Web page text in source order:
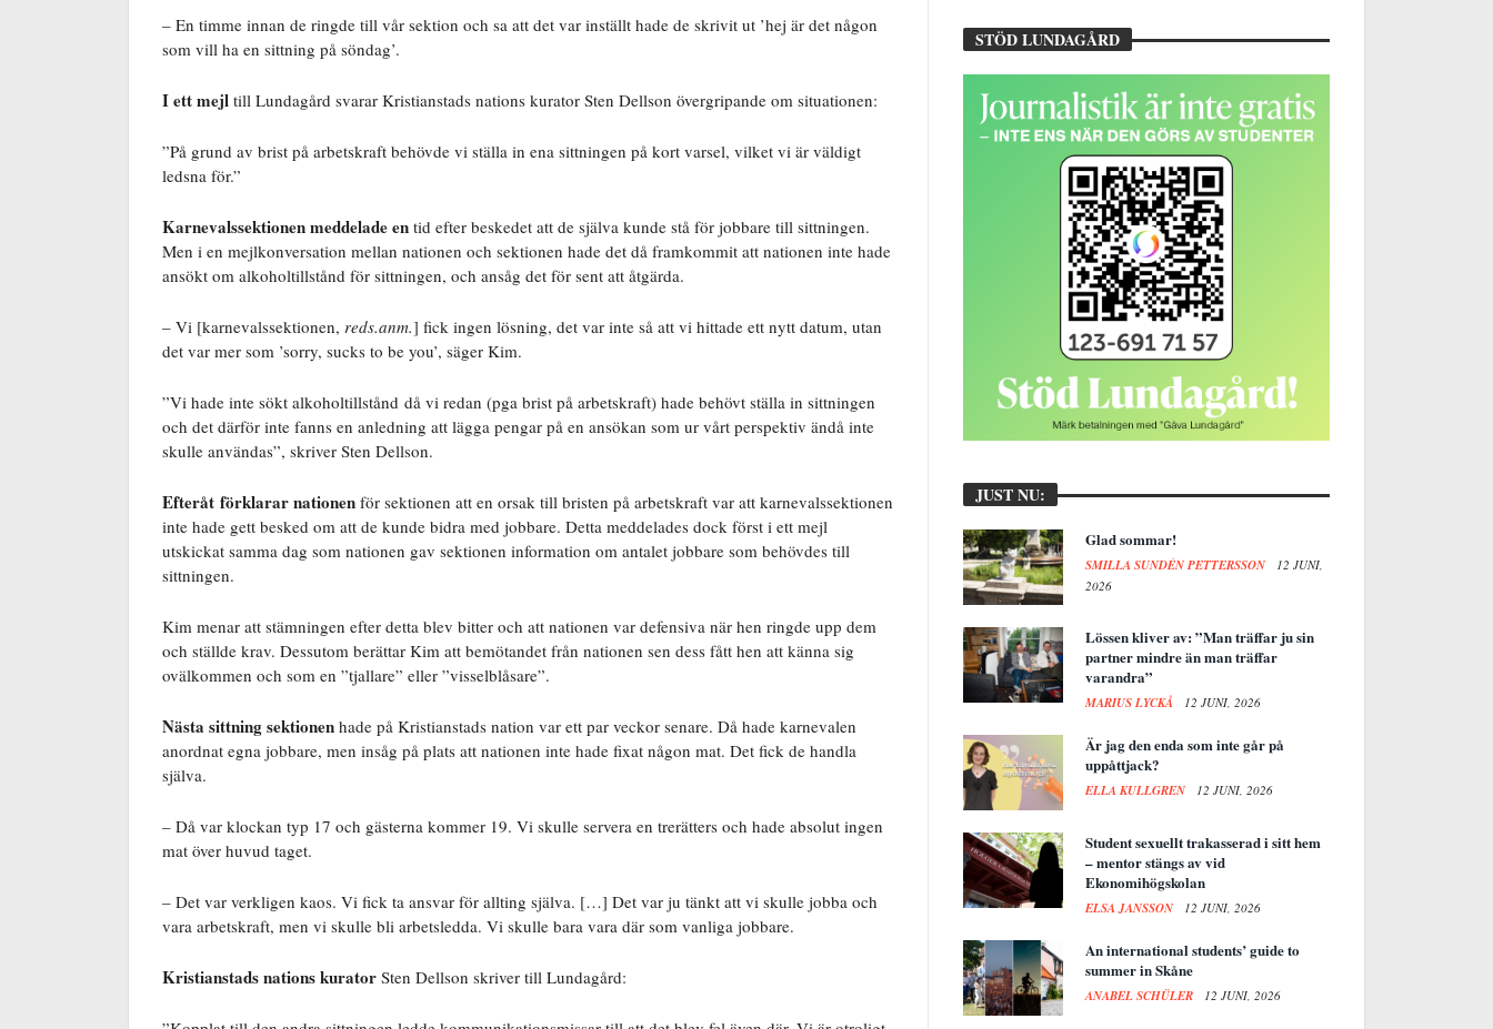
– En timme innan de ringde till vår sektion och sa att det var inställt hade de skrivit ut ’hej är det någon
som vill ha en sittning på söndag’.
I ett mejl till Lundagård svarar Kristianstads nations kurator Sten Dellson övergripande om situationen:
”På grund av brist på arbetskraft behövde vi ställa in ena sittningen på kort varsel, vilket vi är väldigt
ledsna för.”
Karnevalssektionen meddelade en tid efter beskedet att de själva kunde stå för jobbare till sittningen.
Men i en mejlkonversation mellan nationen och sektionen hade det då framkommit att nationen inte hade
ansökt om alkoholtillstånd för sittningen, och ansåg det för sent att åtgärda.
– Vi [karnevalssektionen, reds.anm.] fick ingen lösning, det var inte så att vi hittade ett nytt datum, utan
det var mer som ’sorry, sucks to be you’, säger Kim.
”Vi hade inte sökt alkoholtillstånd då vi redan (pga brist på arbetskraft) hade behövt ställa in sittningen
och det därför inte fanns en anledning att lägga pengar på en ansökan som ur vårt perspektiv ändå inte
skulle användas”, skriver Sten Dellson.
Efteråt förklarar nationen för sektionen att en orsak till bristen på arbetskraft var att karnevalssektionen
inte hade gett besked om att de kunde bidra med jobbare. Detta meddelades dock först i ett mejl
utskickat samma dag som nationen gav sektionen information om antalet jobbare som behövdes till
sittningen.
Kim menar att stämningen efter detta blev bitter och att nationen var defensiva när hen ringde upp dem
och ställde krav. Dessutom berättar Kim att bemötandet från nationen sen dess fått hen att känna sig
ovälkommen och som en ”tjallare” eller ”visselblåsare”.
Nästa sittning sektionen hade på Kristianstads nation var ett par veckor senare. Då hade karnevalen
anordnat egna jobbare, men insåg på plats att nationen inte hade fixat någon mat. Det fick de handla
själva.
– Då var klockan typ 17 och gästerna kommer 19. Vi skulle servera en trerätters och hade absolut ingen
mat över huvud taget.
– Det var verkligen kaos. Vi fick ta ansvar för allting själva. […] Det var ju tänkt att vi skulle jobba och
vara arbetskraft, men vi skulle bli arbetsledda. Vi skulle bara vara där som vanliga jobbare.
Kristianstads nations kurator Sten Dellson skriver till Lundagård:
STÖD LUNDAGÅRD
JUST NU:
Glad sommar!
SMILLA SUNDÉN PETTERSSON
12 JUNI,
2026
Lössen kliver av: ”Man träffar ju sin
partner mindre än man träffar
varandra”
MARIUS LYCKÅ 12 JUNI, 2026
Är jag den enda som inte går på
uppåttjack?
ELLA KULLGREN 12 JUNI, 2026
Student sexuellt trakasserad i sitt hem
– mentor stängs av vid
Ekonomihögskolan
ELSA JANSSON 12 JUNI, 2026
An international students’ guide to
summer in Skåne
ANABEL SCHÜLER 12 JUNI, 2026